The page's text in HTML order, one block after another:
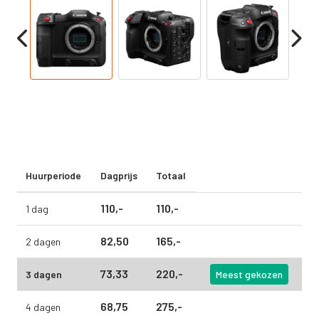
Huurperiode Dagprijs Totaal
1 dag 110,- 110,-
2 dagen 82,50 165,-
3 dagen 73,33 220,- Meest gekozen
4 dagen 68,75 275,-